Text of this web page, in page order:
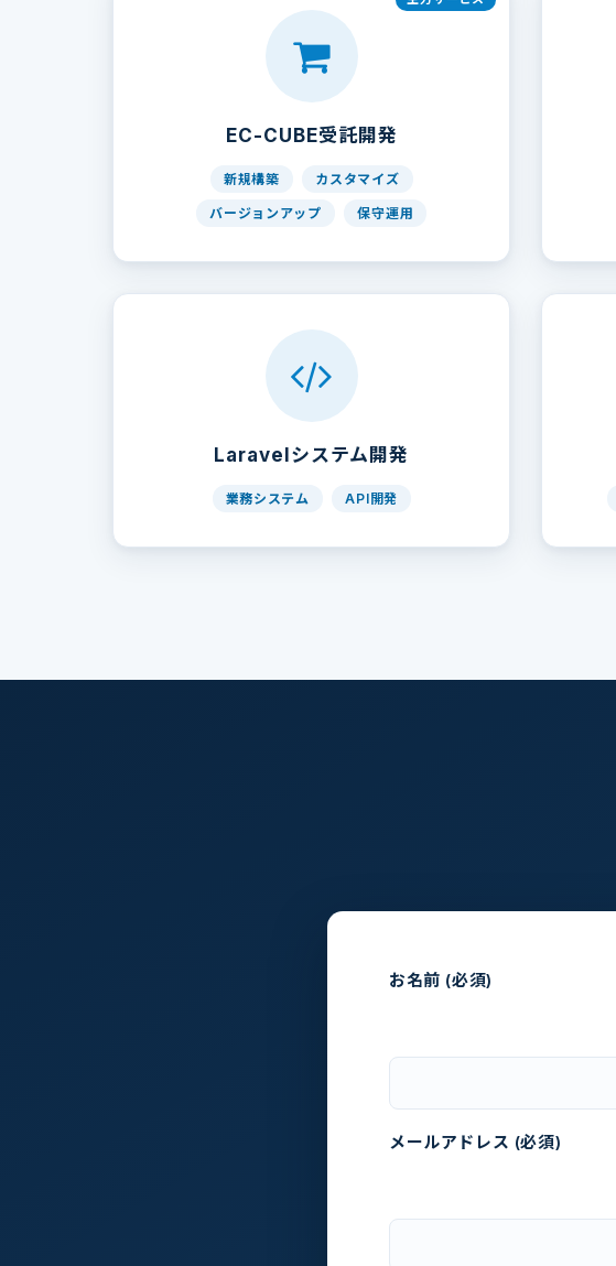
EC-CUBE受託開発
新規構築 カスタマイズ
バージョンアップ 保守運用
Laravelシステム開発
業務システム API開発
お名前 (必須)
メールアドレス (必須)